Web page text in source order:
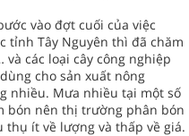
vào đợt cuối của việc
tỉnh Tây Nguyên thì đã chăm
các loại cây công nghiệp
cho sản xuất nông
nhiều. Mưa nhiều tại một số
bón nên thị trường phân bón
thụ ít về lượng và thấp về giá.